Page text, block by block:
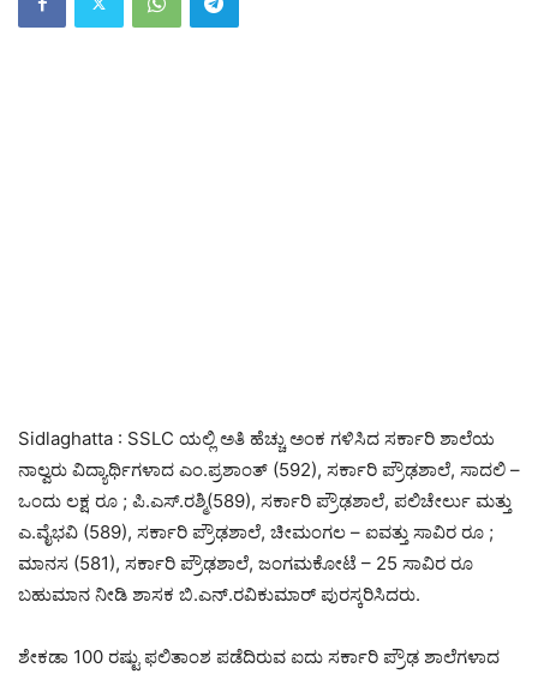
Sidlaghatta : SSLC ಯಲ್ಲಿ ಅತಿ ಹೆಚ್ಚು ಅಂಕ ಗಳಿಸಿದ ಸರ್ಕಾರಿ ಶಾಲೆಯ
ನಾಲ್ವರು ವಿದ್ಯಾರ್ಥಿಗಳಾದ ಎಂ.ಪ್ರಶಾಂತ್ (592), ಸರ್ಕಾರಿ ಪ್ರೌಢಶಾಲೆ, ಸಾದಲಿ –
ಒಂದು ಲಕ್ಷ ರೂ ; ಪಿ.ಎಸ್.ರಶ್ಮಿ(589), ಸರ್ಕಾರಿ ಪ್ರೌಢಶಾಲೆ, ಪಲಿಚೇರ್ಲು ಮತ್ತು
ಎ.ವೈಭವಿ (589), ಸರ್ಕಾರಿ ಪ್ರೌಢಶಾಲೆ, ಚೀಮಂಗಲ – ಐವತ್ತು ಸಾವಿರ ರೂ ;
ಮಾನಸ (581), ಸರ್ಕಾರಿ ಪ್ರೌಢಶಾಲೆ, ಜಂಗಮಕೋಟೆ – 25 ಸಾವಿರ ರೂ
ಬಹುಮಾನ ನೀಡಿ ಶಾಸಕ ಬಿ.ಎನ್.ರವಿಕುಮಾರ್ ಪುರಸ್ಕರಿಸಿದರು.
ಶೇಕಡಾ 100 ರಷ್ಟು ಫಲಿತಾಂಶ ಪಡೆದಿರುವ ಐದು ಸರ್ಕಾರಿ ಪ್ರೌಢ ಶಾಲೆಗಳಾದ